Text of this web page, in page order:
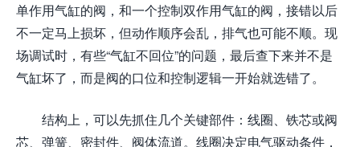
单作用气缸的阀，和一个控制双作用气缸的阀，接错以后
不一定马上损坏，但动作顺序会乱，排气也可能不顺。现
场调试时，有些“气缸不回位”的问题，最后查下来并不是
气缸坏了，而是阀的口位和控制逻辑一开始就选错了。
结构上，可以先抓住几个关键部件：线圈、铁芯或阀
芯、弹簧、密封件、阀体流道。线圈决定电气驱动条件，